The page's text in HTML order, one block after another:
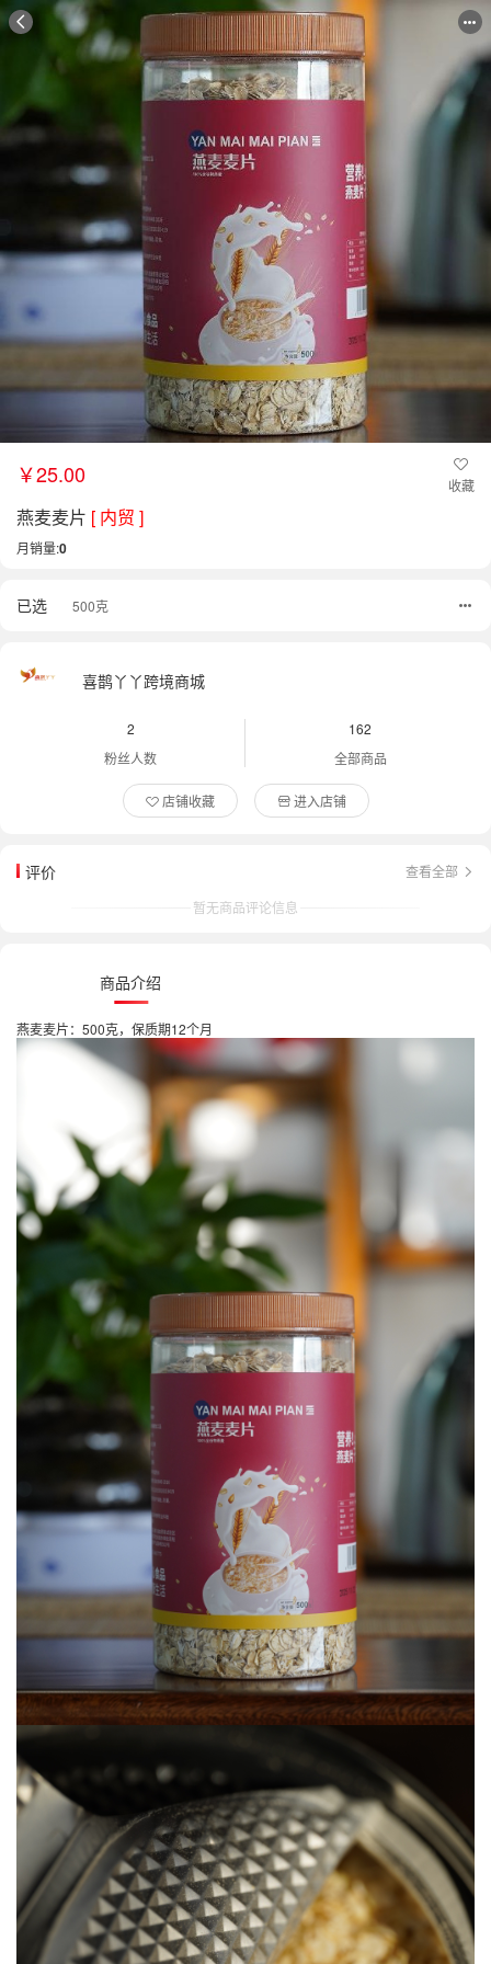
￥25.00 收藏
燕麦麦片 [ 内贸 ]
月销量:0
已选 500克
喜鹊丫丫跨境商城
2
粉丝人数
162
全部商品
店铺收藏 进入店铺
评价
查看全部
暂无商品评论信息
商品介绍
燕麦麦片：500克，保质期12个月